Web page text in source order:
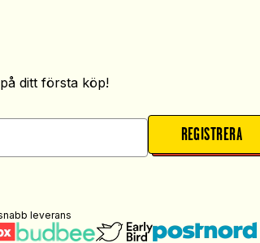
ditt första köp!
REGISTRERA
leverans